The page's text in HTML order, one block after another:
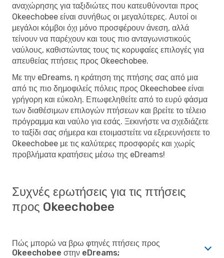
αναχώρησης για ταξιδιώτες που κατευθύνονται προς
Okeechobee είναι συνήθως οι μεγαλύτερες. Αυτοί οι
μεγάλοι κόμβοι όχι μόνο προσφέρουν άνεση, αλλά
τείνουν να παρέχουν και τους πιο ανταγωνιστικούς
ναύλους, καθιστώντας τους τις κορυφαίες επιλογές για
απευθείας πτήσεις προς Okeechobee.
Με την eDreams, η κράτηση της πτήσης σας από μια
από τις πιο δημοφιλείς πόλεις προς Okeechobee είναι
γρήγορη και εύκολη. Επωφεληθείτε από το ευρύ φάσμα
των διαθέσιμων επιλογών πτήσεων και βρείτε το τέλειο
πρόγραμμα και ναύλο για εσάς. Ξεκινήστε να σχεδιάζετε
το ταξίδι σας σήμερα και ετοιμαστείτε να εξερευνήσετε το
Okeechobee με τις καλύτερες προσφορές και χωρίς
προβλήματα κρατήσεις μέσω της eDreams!
Συχνές ερωτήσεις για τις πτήσεις
προς Okeechobee
Πώς μπορώ να βρω φτηνές πτήσεις προς
Okeechobee στην eDreams;